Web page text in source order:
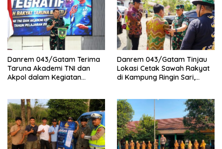
Danrem 043/Gatam Terima
Taruna Akademi TNI dan
Akpol dalam Kegiatan
Danrem 043/Gatam Tinjau
Lokasi Cetak Sawah Rakyat
di Kampung Ringin Sari,